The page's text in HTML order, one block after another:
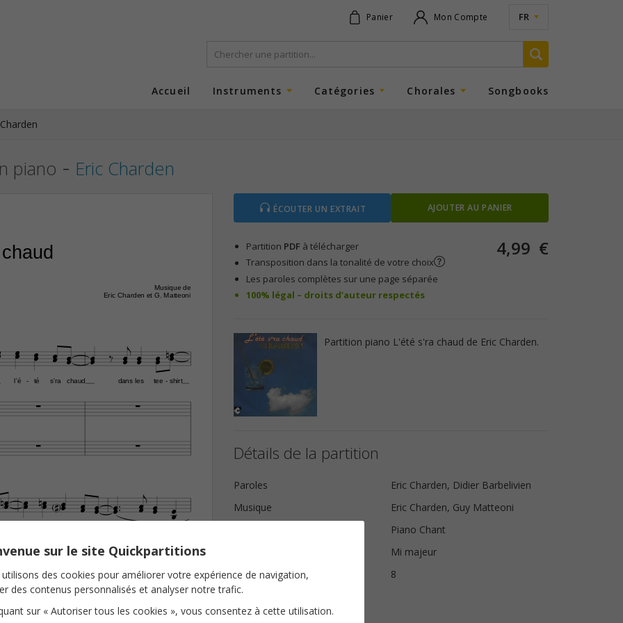
Panier Mon Compte FR
Accueil Instruments Catégories Chorales Songbooks
piano - Eric Charden
Musique de
Eric Charden et G. Matteoni
l'é té
- s'ra chaud dans les tee shirt
-
 
 


 

 
 
 
 
  
 
 
 




 
 

 

 
 
 
 


 

ÉCOUTER UN EXTRAIT AJOUTER AU PANIER
Partition PDF à télécharger
Transposition dans la tonalité de votre choix
Les paroles complètes sur une page séparée
100% légal – droits d’auteur respectés
4,99 €
Partition piano L'été s'ra chaud de Eric Charden.
Détails de la partition
Paroles
Eric Charden, Didier Barbelivien
Musique
Eric Charden, Guy Matteoni
Piano Chant
Mi majeur
Nombre de pages
8
sur le site Quickpartitions
des cookies pour améliorer votre expérience de navigation,
des contenus personnalisés et analyser notre trafic.
sur « Autoriser tous les cookies », vous consentez à cette utilisation.